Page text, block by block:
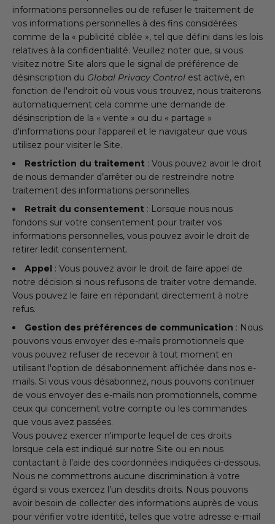
informations personnelles ou de refuser le traitement de
vos informations personnelles à des fins considérées
comme de la « publicité ciblée », tel que défini dans les lois
relatives à la confidentialité. Veuillez noter que, si vous
visitez notre Site alors que le signal de préférence de
désinscription du Global Privacy Control est activé, en
fonction de l'endroit où vous vous trouvez, nous traiterons
automatiquement cela comme une demande de
désinscription de la « vente » ou du « partage »
d'informations pour l'appareil et le navigateur que vous
utilisez pour visiter le Site.
Restriction du traitement : Vous pouvez avoir le droit
de nous demander d’arrêter ou de restreindre notre
traitement des informations personnelles.
Retrait du consentement : Lorsque nous nous
fondons sur votre consentement pour traiter vos
informations personnelles, vous pouvez avoir le droit de
retirer ledit consentement.
Appel : Vous pouvez avoir le droit de faire appel de
notre décision si nous refusons de traiter votre demande.
Vous pouvez le faire en répondant directement à notre
refus.
Gestion des préférences de communication : Nous
pouvons vous envoyer des e-mails promotionnels que
vous pouvez refuser de recevoir à tout moment en
utilisant l'option de désabonnement affichée dans nos e-
mails. Si vous vous désabonnez, nous pouvons continuer
de vous envoyer des e-mails non promotionnels, comme
ceux qui concernent votre compte ou les commandes
que vous avez passées.
Vous pouvez exercer n'importe lequel de ces droits
lorsque cela est indiqué sur notre Site ou en nous
contactant à l’aide des coordonnées indiquées ci-dessous.
Nous ne commettrons aucune discrimination à votre
égard si vous exercez l’un desdits droits. Nous pouvons
avoir besoin de collecter des informations auprès de vous
pour vérifier votre identité, telles que votre adresse e-mail